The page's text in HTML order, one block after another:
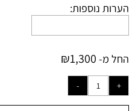
הערות נוספות:
החל מ- ₪1,300